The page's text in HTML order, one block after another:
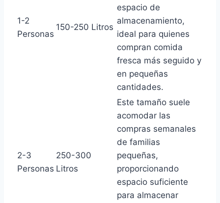
1-2
Personas
150-250 Litros
espacio de
almacenamiento,
ideal para quienes
compran comida
fresca más seguido y
en pequeñas
cantidades.
2-3
Personas
250-300
Litros
Este tamaño suele
acomodar las
compras semanales
de familias
pequeñas,
proporcionando
espacio suficiente
para almacenar